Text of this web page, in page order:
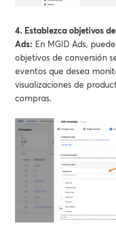
4. Establezca objetivos
Ads: En MGID Ads,
objetivos de conversión
eventos que desea
visualizaciones de
compras.